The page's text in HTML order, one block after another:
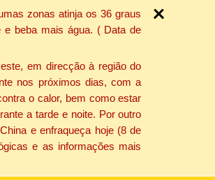
zonas atinja os 36 graus
e beba mais água. ( Data de
em direcção à região do
nos próximos dias, com a
o calor, bem como estar
a tarde e noite. Por outro
e enfraqueça hoje (8 de
e as informações mais